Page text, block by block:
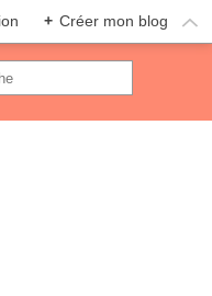
+ Créer mon blog